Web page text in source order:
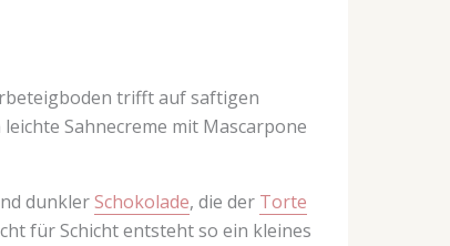
trifft auf saftigen
Sahnecreme mit Mascarpone
dunklerSchokolade, die der Torte
für Schicht entsteht so ein kleines